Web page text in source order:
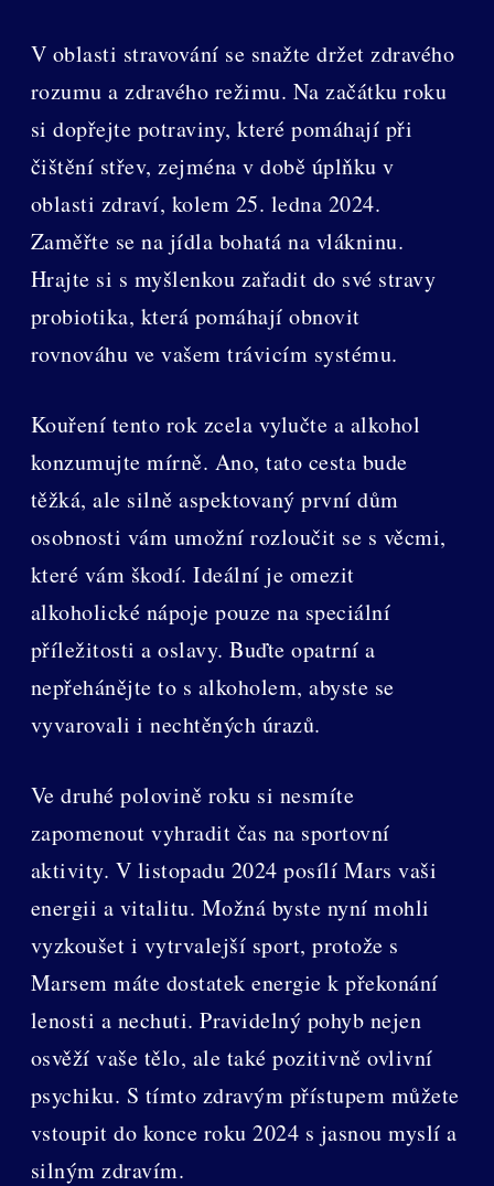
V oblasti stravování se snažte držet zdravého
rozumu a zdravého režimu. Na začátku roku
si dopřejte potraviny, které pomáhají při
čištění střev, zejména v době úplňku v
oblasti zdraví, kolem 25. ledna 2024.
Zaměřte se na jídla bohatá na vlákninu.
Hrajte si s myšlenkou zařadit do své stravy
probiotika, která pomáhají obnovit
rovnováhu ve vašem trávicím systému.
Kouření tento rok zcela vylučte a alkohol
konzumujte mírně. Ano, tato cesta bude
těžká, ale silně aspektovaný první dům
osobnosti vám umožní rozloučit se s věcmi,
které vám škodí. Ideální je omezit
alkoholické nápoje pouze na speciální
příležitosti a oslavy. Buďte opatrní a
nepřehánějte to s alkoholem, abyste se
vyvarovali i nechtěných úrazů.
Ve druhé polovině roku si nesmíte
zapomenout vyhradit čas na sportovní
aktivity. V listopadu 2024 posílí Mars vaši
energii a vitalitu. Možná byste nyní mohli
vyzkoušet i vytrvalejší sport, protože s
Marsem máte dostatek energie k překonání
lenosti a nechuti. Pravidelný pohyb nejen
osvěží vaše tělo, ale také pozitivně ovlivní
psychiku. S tímto zdravým přístupem můžete
vstoupit do konce roku 2024 s jasnou myslí a
silným zdravím.